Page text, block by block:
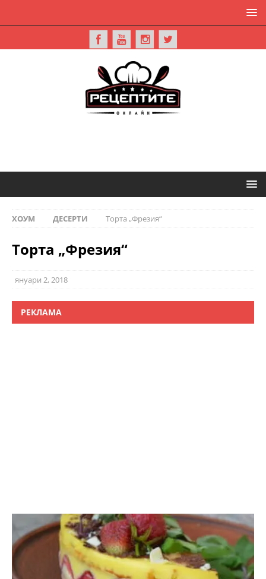
ХОУМ ДЕСЕРТИ Торта „Фрезия“
Торта „Фрезия“
януари 2, 2018
РЕКЛАМА